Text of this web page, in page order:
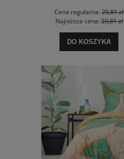
Cena regularna: 20,81 zł
Najniższa cena:20,81 zł
DO KOSZYKA